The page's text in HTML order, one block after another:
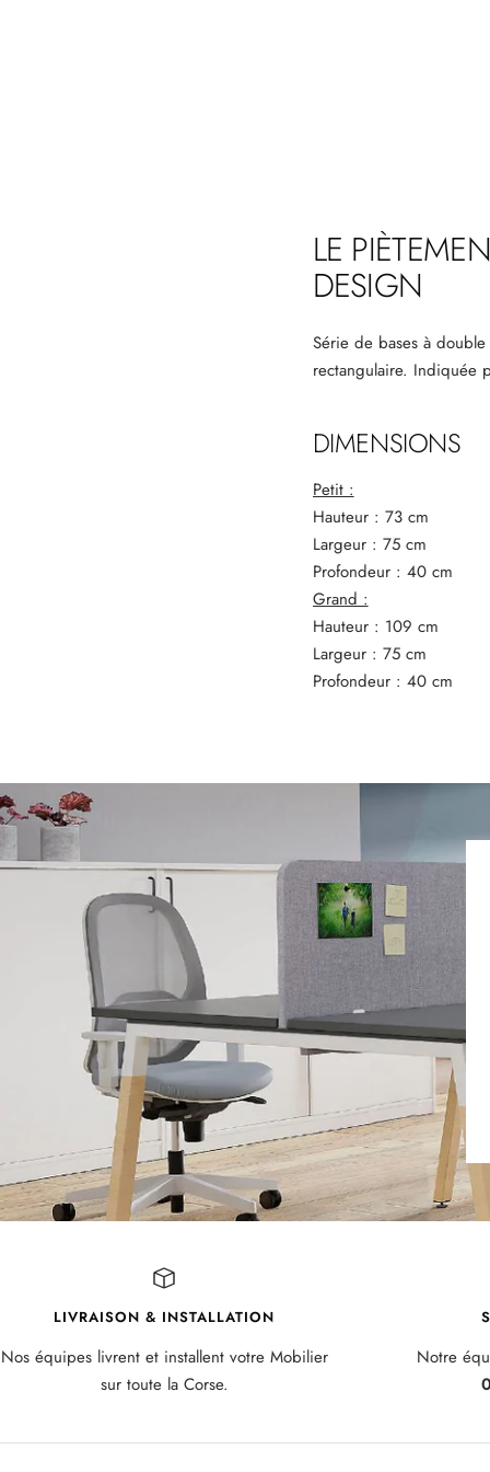
LE
DESIGN
Série de bases à
rectangulaire. Indiquée
DIMENSIONS
Petit :
Hauteur : 73 cm
Largeur : 75 cm
Profondeur : 40 cm
Grand :
Hauteur : 109 cm
Largeur : 75 cm
Profondeur : 40 cm
LIVRAISON & INSTALLATION
Nos équipes livrent et installent votre Mobilier
sur toute la Corse.
Notre